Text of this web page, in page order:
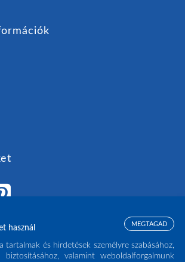
használ
tartalmak és hirdetések személyre szabásához,
biztosításához, valamint weboldalforgalmunk
MEGTAGAD